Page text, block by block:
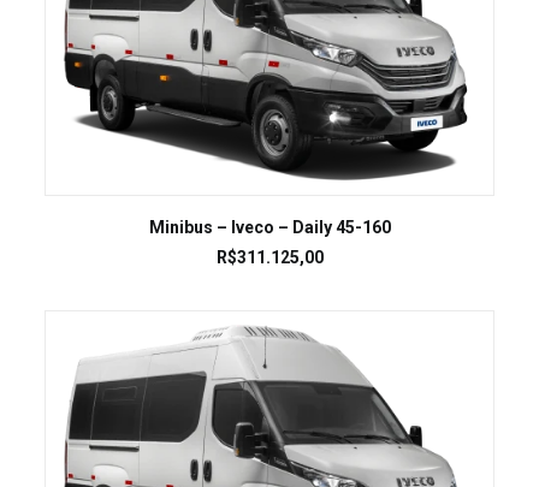
LEIA MAIS
Minibus – Iveco – Daily 45-160
R$311.125,00